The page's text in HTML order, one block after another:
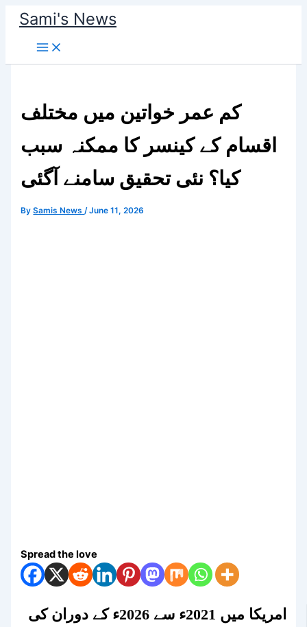
Skip
content
Sami's News
کم عمر خواتین میں مختلف
اقسام کے کینسر کا ممکنہ سبب
کیا؟ نئی تحقیق سامنے آگئی
BySamis News/June 11, 2026
Spread the love
امریکا میں 2021ء سے 2026ء کے دوران کی